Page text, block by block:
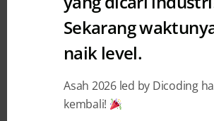
Sekarang
naik level.
Asah 2026 led by Dicoding
kembali!